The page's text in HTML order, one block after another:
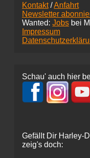
Kontakt/Anfahrt
Newsletter
Wanted: Jobs bei
Impressum
Schau' auch hier
Gefällt Dir Harley-
zeig's doch: